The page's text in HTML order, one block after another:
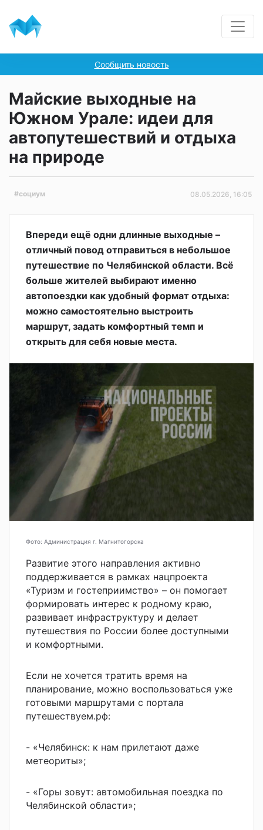
Сообщить новость
Майские выходные на
Южном Урале: идеи для
автопутешествий и отдыха
на природе
#социум 08.05.2026, 16:05
Впереди ещё одни длинные выходные –
отличный повод отправиться в небольшое
путешествие по Челябинской области. Всё
больше жителей выбирают именно
автопоездки как удобный формат отдыха:
можно самостоятельно выстроить
маршрут, задать комфортный темп и
открыть для себя новые места.
Фото: Администрация г. Магнитогорска
Развитие этого направления активно
поддерживается в рамках нацпроекта
«Туризм и гостеприимство» – он помогает
формировать интерес к родному краю,
развивает инфраструктуру и делает
путешествия по России более доступными
и комфортными.
Если не хочется тратить время на
планирование, можно воспользоваться уже
готовыми маршрутами с портала
путешествуем.рф:
- «Челябинск: к нам прилетают даже
метеориты»;
- «Горы зовут: автомобильная поездка по
Челябинской области»;